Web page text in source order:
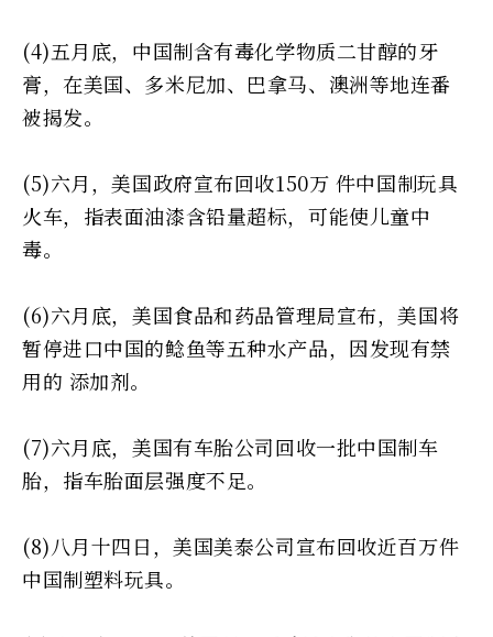
(4)五月底，中国制含有毒化学物质二甘醇的牙
膏，在美国、多米尼加、巴拿马、澳洲等地连番
被揭发。
(5)六月，美国政府宣布回收150万 件中国制玩具
火车，指表面油漆含铅量超标，可能使儿童中
毒。
(6)六月底，美国食品和药品管理局宣布，美国将
暂停进口中国的鲶鱼等五种水产品，因发现有禁
用的 添加剂。
(7)六月底，美国有车胎公司回收一批中国制车
胎，指车胎面层强度不足。
(8)八月十四日，美国美泰公司宣布回收近百万件
中国制塑料玩具。